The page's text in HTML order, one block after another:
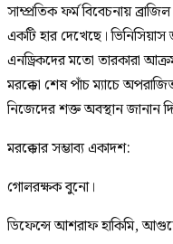
সাম্প্রতিক ফর্ম বিবেচনায়
একটি হার দেখেছে।
এনড্রিকদের মতো তারকারা
মরক্কো শেষ পাঁচ ম্যাচে
নিজেদের শক্ত অবস্থান জানান
মরক্কোর সম্ভাব্য একাদশ:
গোলরক্ষক বুনো।
ডিফেন্সে আশরাফ হাকিমি,